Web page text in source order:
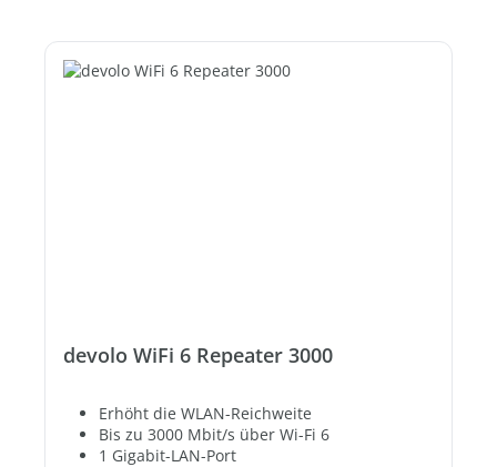
devolo WiFi 6 Repeater 3000
Erhöht die WLAN-Reichweite
Bis zu 3000 Mbit/s über Wi-Fi 6
1 Gigabit-LAN-Port